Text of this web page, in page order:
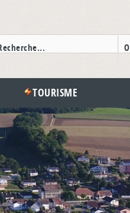
TOURISME